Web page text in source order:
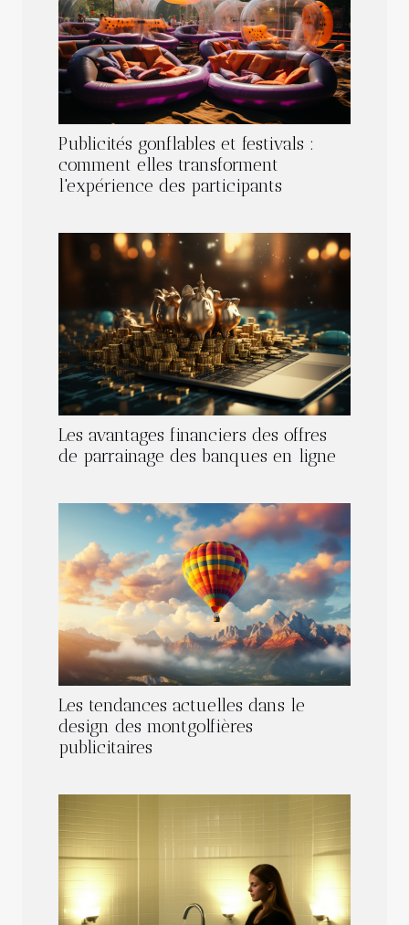
Publicités gonflables et festivals :
comment elles transforment
l'expérience des participants
Les avantages financiers des offres
de parrainage des banques en ligne
Les tendances actuelles dans le
design des montgolfières
publicitaires